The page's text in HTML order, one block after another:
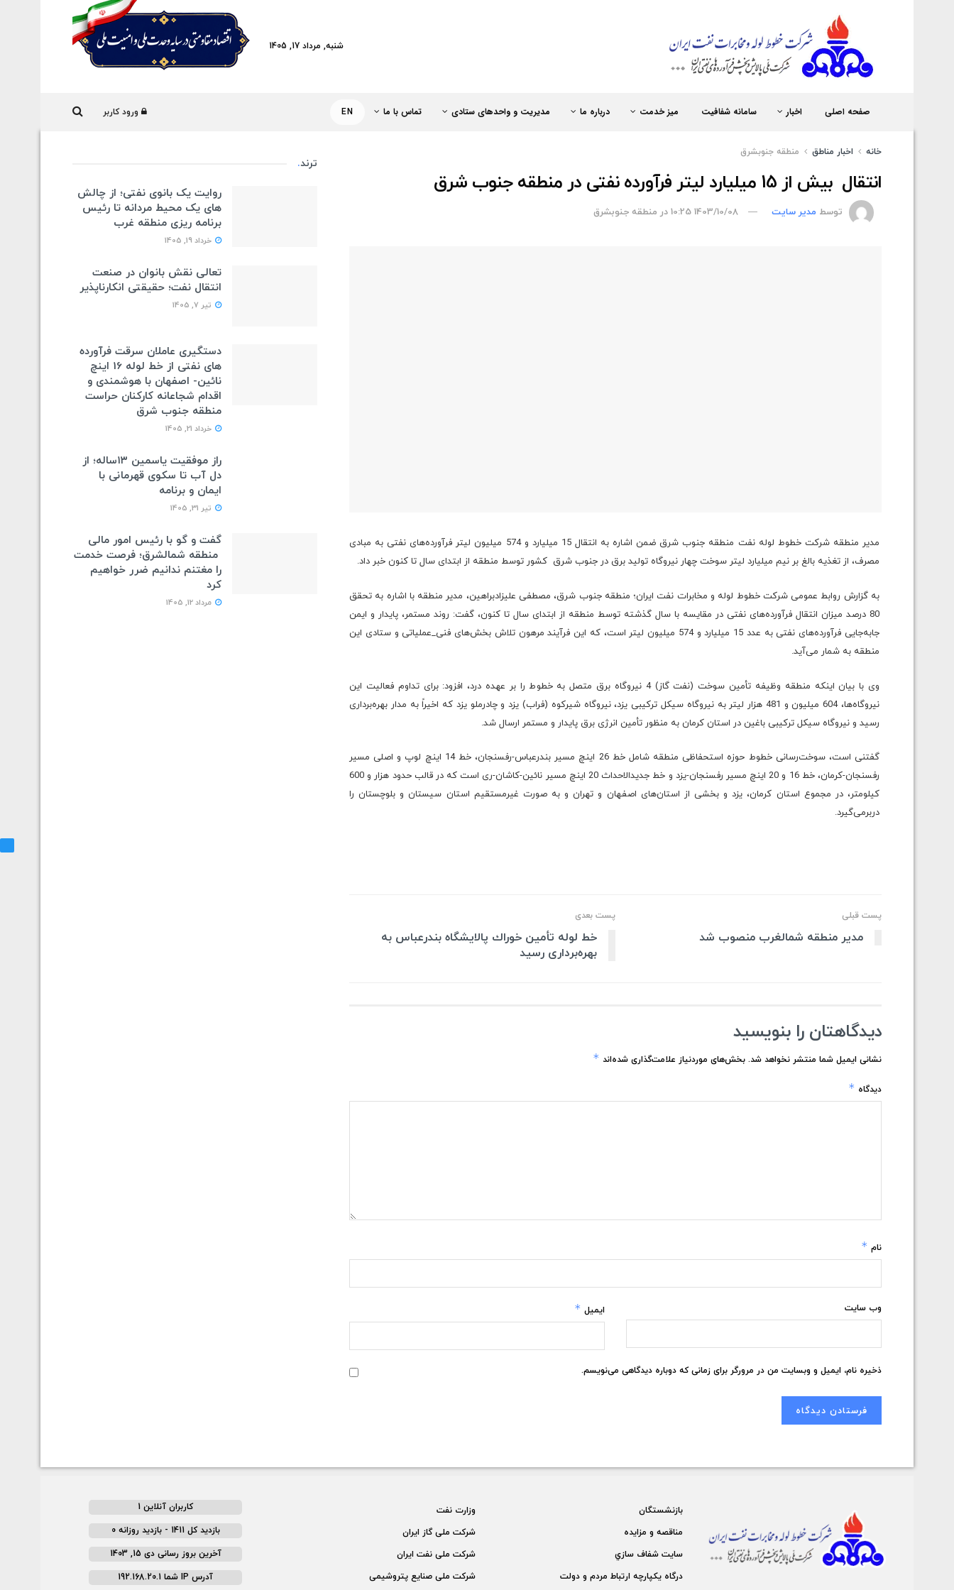
شنبه, مرداد 17, 1405
صفحه اصلی اخبار سامانه شفافیت میز خدمت درباره ما مدیریت و واحدهای ستادی تماس با ما EN ورود کاربر
خانه اخبار مناطق منطقه جنوبشرق
انتقال بیش از 15 میلیارد لیتر فرآورده‌ نفتی در منطقه جنوب شرق
توسط مدیر سایت 1403/10/08 10:25 در منطقه جنوبشرق
مدیر منطقه شرکت خطوط لوله نفت منطقه جنوب شرق ضمن اشاره به انتقال 15 میلیارد و 574 میلیون لیتر فرآورده‌های نفتی به مبادی
مصرف، از تغذیه بالغ بر نیم میلیارد لیتر سوخت چهار نیروگاه تولید برق در جنوب شرق کشور توسط منطقه از ابتدای سال تا کنون خبر داد.
به گزارش روابط عمومی شرکت خطوط لوله و مخابرات نفت ایران؛ منطقه جنوب شرق، مصطفی علیزادبراهین، مدیر منطقه با اشاره به تحقق
80 درصد میزان انتقال فرآورده‌های نفتی در مقایسه با سال گذشته توسط منطقه از ابتدای سال تا کنون، گفت: روند مستمر، پایدار و ایمن
جابه‌جایی فرآورده‌های نفتی به عدد 15 میلیارد و 574 میلیون لیتر است، که این فرآیند مرهون تلاش بخش‌های فنی_عملیاتی و ستادی این
منطقه به شمار می‌آید.
وی با بیان اینکه منطقه وظیفه تأمین سوخت (نفت گاز) 4 نیروگاه‌ برق متصل به خطوط را بر عهده درد، افزود: برای تداوم فعالیت این
نیروگاه‌ها، 604 میلیون و 481 هزار لیتر به نیروگاه سیکل ترکیبی یزد، نیروگاه شیرکوه (فراب) یزد و چادرملو یزد که اخیراً به مدار بهره‌برداری
رسید و نیروگاه سیکل ترکیبی باغین در استان کرمان به منظور تأمین انرژی برق پایدار و مستمر ارسال شد.
گفتنی است، سوخت‌رسانی خطوط حوزه استحفاظی منطقه شامل خط 26 اینچ مسیر بندرعباس-رفسنجان، خط 14 اینچ لوپ و اصلی مسیر
رفسنجان-کرمان، خط 16 و 20 اینچ مسیر رفسنجان-یزد و خط جدیدالاحداث 20 اینچ مسیر نائین-کاشان-ری است که در قالب حدود هزار و 600
کیلومتر، در مجموع استان کرمان، یزد و بخشی از استان‌های اصفهان و تهران و به صورت غیرمستقیم استان سیستان و بلوچستان را
دربرمی‌گیرد.
پست قبلی
مدیر منطقه شمالغرب منصوب شد
پست بعدی
خط لوله تأمین خوراك پالایشگاه بندرعباس به
بهره‌برداری رسید
دیدگاهتان را بنویسید
نشانی ایمیل شما منتشر نخواهد شد. بخش‌های موردنیاز علامت‌گذاری شده‌اند *
دیدگاه *
نام *
ایمیل * وب‌ سایت
ذخیره نام، ایمیل و وبسایت من در مرورگر برای زمانی که دوباره دیدگاهی می‌نویسم.
ترند.
روایت یک بانوی نفتی؛ از چالش
های یک محیط مردانه تا رئیس
برنامه ریزی منطقه غرب
خرداد 19, 1405
تعالی نقش بانوان در صنعت
انتقال نفت؛ حقیقتی انکارناپذیر
تیر 7, 1405
دستگیری عاملان سرقت فرآورده
های نفتی از خط لوله 16 اینچ
نائین- اصفهان با هوشمندی و
اقدام شجاعانه کارکنان حراست
منطقه جنوب شرق
خرداد 21, 1405
راز موفقیت یاسمین ۱۳ساله؛ از
دل آب تا سکوی قهرمانی با
ایمان و برنامه
تیر 31, 1405
گفت و گو با رئیس امور مالی
منطقه شمالشرق؛ فرصت خدمت
را مغتنم ندانیم ضرر خواهیم
کرد
مرداد 12, 1405
بازنشستگان
مناقصه و مزايده
سايت شفاف سازي
درگاه يكپارچه ارتباط مردم و دولت
وزارت نفت
شركت ملی گاز ايران
شركت ملی نفت ايران
شركت ملی صنايع پتروشيمی
کاربران آنلاین 1
بازدید کل 1411 - بازدید روزانه 0
آخرین بروز رسانی دی 15, 1403
آدرس IP شما 192.168.20.1